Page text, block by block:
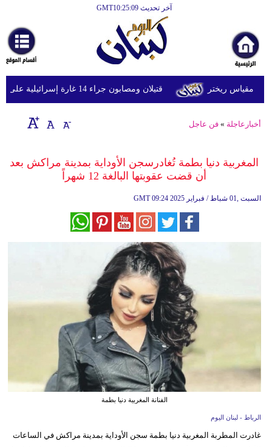
آخر تحديث GMT10:25:09
أخبارعاجلة
رياضة
ثقافة
إقتصاد
وموسيقى
ديكور
تعليم
أزياء
قتيلان ومصابون جراء 14 غارة إسرائيلية على شرق وجنوب لبنان
أخبارعاجلة »فن عاجل
المغربية دنيا بطمة تُغادرسجن الأوداية بمدينة مراكش بعد
أن قضت عقوبتها البالغة 12 شهراً
GMT 09:24 2025 السبت ,01 شباط / فبراير
الفنانة المغربية دنيا بطمة
الرباط - لبنان اليوم
غادرت المطربة المغربية دنيا بطمة سجن الأوداية بمدينة مراكش في الساعات